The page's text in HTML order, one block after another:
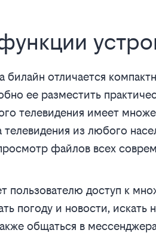
билайн отличается
ее разместить
телевидения имеет
из любого
файлов всех
пользователю доступ к
погоду и новости,
общаться в